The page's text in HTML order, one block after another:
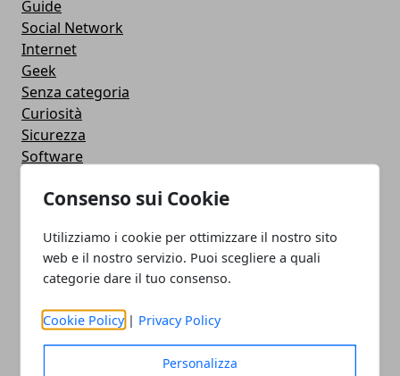
Consenso sui Cookie
Utilizziamo i cookie per ottimizzare il nostro sito
web e il nostro servizio. Puoi scegliere a quali
categorie dare il tuo consenso.
Cookie Policy | Privacy Policy
Personalizza
Guide
Social Network
Internet
Geek
Senza categoria
Curiosità
Sicurezza
Software
Google
Giochi
Servizi online
Eventi
How To - Come Fare
CMS
Smartphone